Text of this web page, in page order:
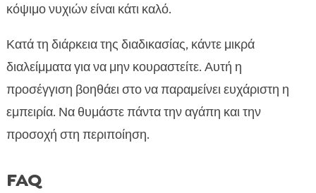
κόψιμο νυχιών είναι κάτι καλό.
Κατά τη διάρκεια της διαδικασίας, κάντε μικρά
διαλείμματα για να μην κουραστείτε. Αυτή η
προσέγγιση βοηθάει στο να παραμείνει ευχάριστη η
εμπειρία. Να θυμάστε πάντα την αγάπη και την
προσοχή στη περιποίηση.
FAQ